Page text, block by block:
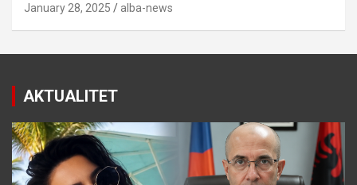
January 28, 2025 alba-news
AKTUALITET